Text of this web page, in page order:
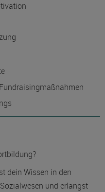
dein Wissen in den
und erlangst